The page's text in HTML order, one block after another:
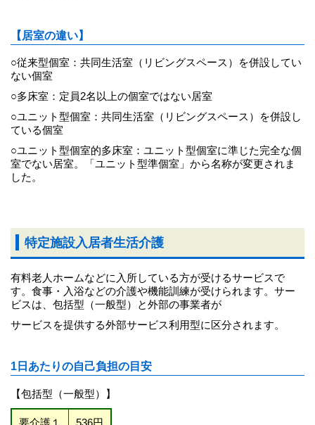
【居室の違い】
○従来型個室：共同生活室（リビングスペース）を併設してい
ない個室
○多床室：定員2名以上の個室ではない居室
○ユニット型個室：共同生活室（リビングスペース）を併設し
ている個室
○ユニット型個室的多床室：ユニット型個室に準じた完全な個
室でない居室。「ユニット型準個室」から名称が変更されま
した。
特定施設入居者生活介護
有料老人ホームなどに入所している方が受けるサービスで
す。食事・入浴などの介護や機能訓練が受けられます。サー
ビスは、包括型（一般型）と外部の事業者が
サービスを提供する外部サービス利用型に区分されます。
1日あたりの自己負担の目安
【包括型（一般型）】
要介護１ 536円